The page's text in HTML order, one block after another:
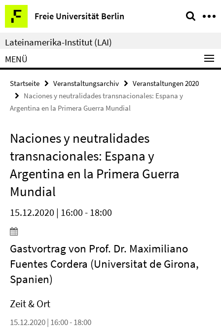
Springe
direkt
zu
Inhalt
Freie Universität Berlin
Service-
Navigation
Lateinamerika-Institut (LAI)
MENÜ
Startseite Veranstaltungsarchiv
Veranstaltungen 2020
Naciones y neutralidades transnacionales: Espana y
Argentina en la Primera Guerra Mundial
Naciones y neutralidades
transnacionales: Espana y
Argentina en la Primera Guerra
Mundial
15.12.2020 | 16:00 - 18:00
Gastvortrag von Prof. Dr. Maximiliano
Fuentes Cordera (Universitat de Girona,
Spanien)
Zeit & Ort
15.12.2020 | 16:00 - 18:00